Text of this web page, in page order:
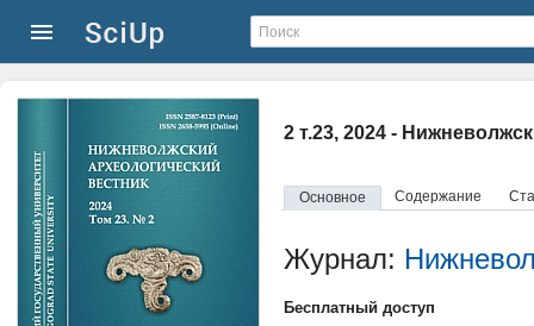
2 т.23, 2024 -
Основное Содержание
Журнал:
Бесплатный доступ